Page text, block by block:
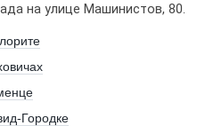
персональных данных
на улице Машинистов, 80.
Городке